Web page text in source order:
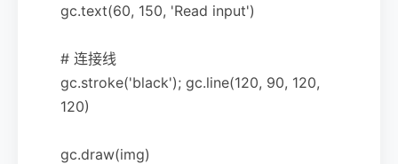
gc.text(60, 150, 'Read input')
# 连接线
gc.stroke('black'); gc.line(120, 90, 120,
120)
gc.draw(img)